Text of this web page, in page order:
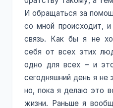
И обращаться за
со мной происходит,
связь. Как бы я не
себя от всех этих
одно для всех – и
сегодняшний день я не
но, пока я делаю это
жизни. Раньше я